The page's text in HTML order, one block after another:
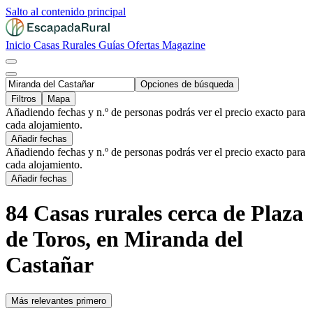
Salto al contenido principal
Inicio Casas Rurales Guías Ofertas Magazine
Opciones de búsqueda
Filtros
Mapa
Añadiendo fechas y n.º de personas podrás ver el precio exacto para
cada alojamiento.
Añadir fechas
Añadiendo fechas y n.º de personas podrás ver el precio exacto para
cada alojamiento.
Añadir fechas
84 Casas rurales cerca de Plaza
de Toros, en Miranda del
Castañar
Más relevantes primero